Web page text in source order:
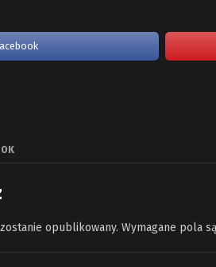
opublikowany. Wymagane pola